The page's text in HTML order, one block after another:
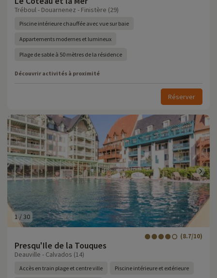
Tréboul - Douarnenez - Finistère (29)
Piscine intérieure chauffée avec vue sur baie
Appartements modernes et lumineux
Plage de sable à 50 mètres de la résidence
Découvrir activités à proximité
Réserver
1 /30
Presqu'Ile de la Touques
(8.7/10)
Deauville - Calvados (14)
Accès en train plage et centre ville Piscine intérieure et extérieure